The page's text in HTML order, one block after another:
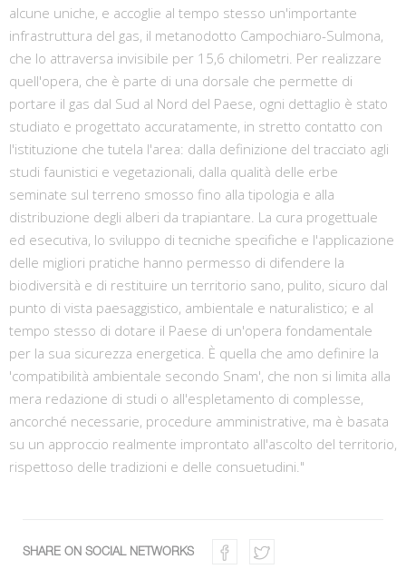
alcune uniche, e accoglie al tempo stesso un'importante
infrastruttura del gas, il metanodotto Campochiaro-Sulmona,
che lo attraversa invisibile per 15,6 chilometri. Per realizzare
quell'opera, che è parte di una dorsale che permette di
portare il gas dal Sud al Nord del Paese, ogni dettaglio è stato
studiato e progettato accuratamente, in stretto contatto con
l'istituzione che tutela l'area: dalla definizione del tracciato agli
studi faunistici e vegetazionali, dalla qualità delle erbe
seminate sul terreno smosso fino alla tipologia e alla
distribuzione degli alberi da trapiantare. La cura progettuale
ed esecutiva, lo sviluppo di tecniche specifiche e l'applicazione
delle migliori pratiche hanno permesso di difendere la
biodiversità e di restituire un territorio sano, pulito, sicuro dal
punto di vista paesaggistico, ambientale e naturalistico; e al
tempo stesso di dotare il Paese di un'opera fondamentale
per la sua sicurezza energetica. È quella che amo definire la
'compatibilità ambientale secondo Snam', che non si limita alla
mera redazione di studi o all'espletamento di complesse,
ancorché necessarie, procedure amministrative, ma è basata
su un approccio realmente improntato all'ascolto del territorio,
rispettoso delle tradizioni e delle consuetudini."
SHARE ON SOCIAL NETWORKS